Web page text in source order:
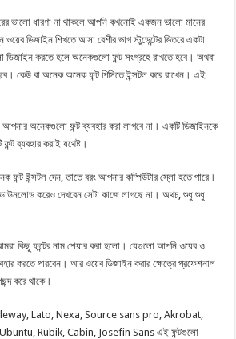
ভালো ধারণা না থাকলে আপনি কখনোই একজন ভালো মানের
ডিজাইন শিখতে আসা বেশীর ভাগ স্টুডেন্টের ভিতরে একটা
ডিজাইন করতে হলে অনেকগুলো ফন্ট সংগ্রহে রাখতে হবে। অথবা
কেউ বা অনেক অনেক ফন্ট পিসিতে ইন্সটল করে রাখেন। এই
অনেকগুলো ফন্ট ব্যবহার করা লাগবে না। একটি ডিজাইনকে
ব্যবহার করাই যথেষ্ট।
ফন্ট ইন্সটল দেন, তাতে বরং আপনার কম্পিউটার স্লো হতে পারে।
ডাউনলোড করেও দেখবেন সেটা কাজে লাগছে না। অথচ, শুধু শুধু
কিছু ফন্টের নাম শেয়ার করা হলো। যেগুলো আপনি ওয়েব ও
করতে পারবেন। আর ওয়েব ডিজাইন করার ক্ষেত্রে প্রফেশনাল
করে থাকে।
Lato, Nexa, Source sans pro, Akrobat,
Rubik, Cabin, Josefin Sans এই ফন্টগুলো